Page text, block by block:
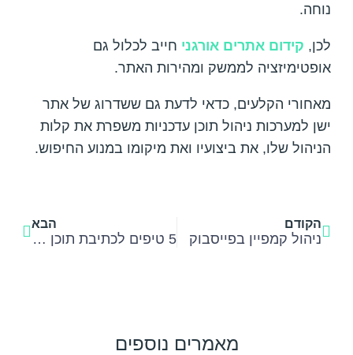
נוחה.
לכן, קידום אתרים אורגני חייב לכלול גם
אופטימיזציה לממשק ומהירות האתר.
מאחורי הקלעים, כדאי לדעת גם ששדרוג של אתר
ישן למערכות ניהול תוכן עדכניות משפרת את קלות
הניהול שלו, את ביצועיו ואת מיקומו במנוע החיפוש.
הקודם
ניהול קמפיין בפייסבוק
הבא
5 טיפים לכתיבת תוכן שיווקי
מאמרים נוספים